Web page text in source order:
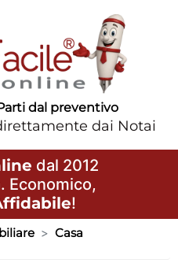
dal preventivo
dai Notai
dal 2012
. Economico,
!
Casa